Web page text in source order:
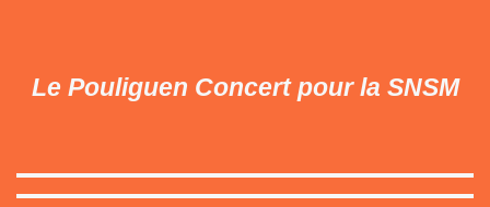
Le Pouliguen Concert pour la SNSM